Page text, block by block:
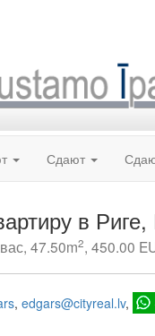
Сдают
в
47.50m2, 450.00
edgars@cityreal.lv